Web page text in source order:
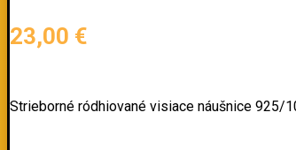
23,00 €
Strieborné ródhiované visiace náušnice 925/